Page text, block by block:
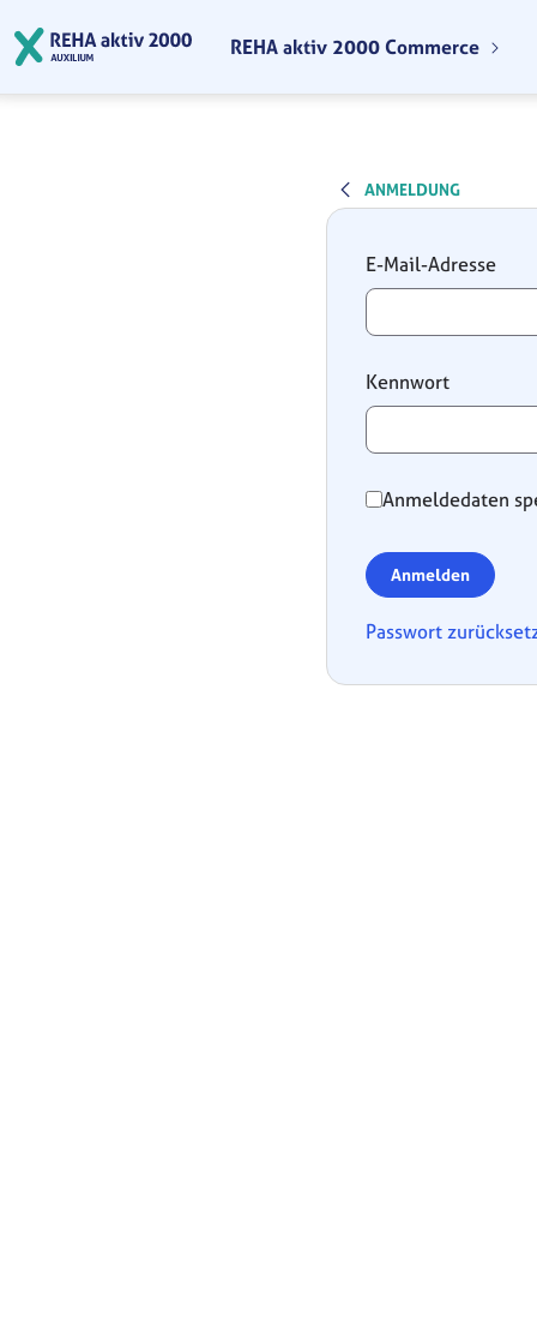
REHA aktiv 2000 Commerce
ANMELDUNG
Anmeldung
E-Mail-Adresse
Kennwort
Anmeldedaten
Anmelden
Passwort